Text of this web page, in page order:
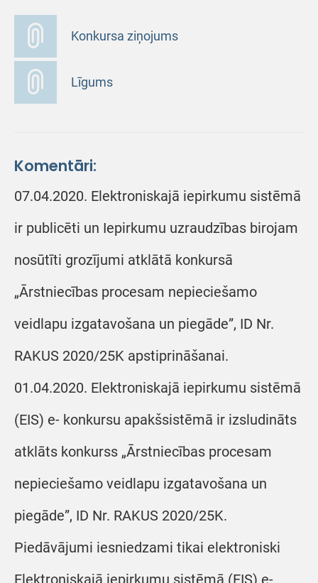
Konkursa ziņojums
Līgums
Komentāri:
07.04.2020. Elektroniskajā iepirkumu sistēmā
ir publicēti un Iepirkumu uzraudzības birojam
nosūtīti grozījumi atklātā konkursā
„Ārstniecības procesam nepieciešamo
veidlapu izgatavošana un piegāde”, ID Nr.
RAKUS 2020/25K apstiprināšanai.
01.04.2020. Elektroniskajā iepirkumu sistēmā
(EIS) e- konkursu apakšsistēmā ir izsludināts
atklāts konkurss „Ārstniecības procesam
nepieciešamo veidlapu izgatavošana un
piegāde”, ID Nr. RAKUS 2020/25K.
Piedāvājumi iesniedzami tikai elektroniski
Elektroniskajā iepirkumu sistēmā (EIS) e-